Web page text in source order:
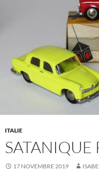
ITALIE
SATANIQUE
17 NOVEMBRE 2019